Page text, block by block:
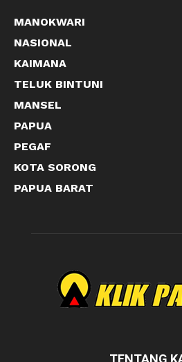
MANOKWARI
NASIONAL
KAIMANA
TELUK BINTUNI
MANSEL
PAPUA
PEGAF
KOTA SORONG
PAPUA BARAT
TENTANG